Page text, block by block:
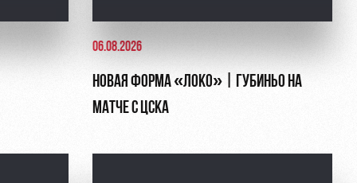
06.08.2026
НОВАЯ ФОРМА «ЛОКО» | ГУБИНЬО НА
МАТЧЕ С ЦСКА